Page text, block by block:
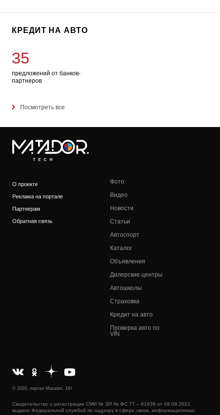
КРЕДИТ НА АВТО
35
предложений от банков-
партнеров
Посмотреть все
TECH
О проекте
Реклама на портале
Партнерам
Обратная связь
Фото
Видео
Новости
Статьи
Автоспорт
Каталог
Объявления
Дилерские центры
Автошколы
Страховка
Кредит на авто
Проверка авто по
VIN
© 2020, портал Matador, 18+
Свидетельство о регистрации СМИ № ЭЛ № ФС 77 – 81836 от 09.09.2021
выдано Федеральной службой по надзору в сфере связи, информационных